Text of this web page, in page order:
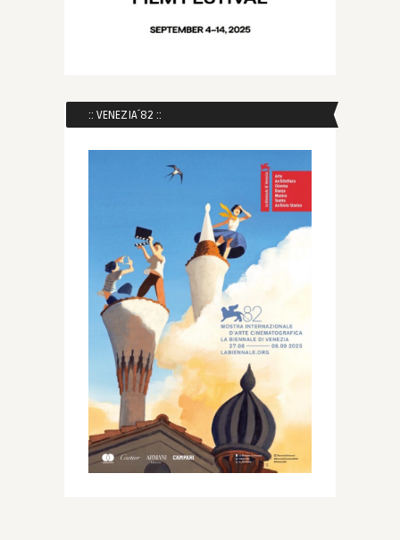
:: VENEZIA´82 ::